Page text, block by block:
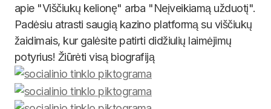
apie "Viščiukų kelionę" arba "Neįveikiamą užduotį".
Padėsiu atrasti saugią kazino platformą su viščiukų
žaidimais, kur galėsite patirti didžiulių laimėjimų
potyrius! Žiūrėti visą biografiją